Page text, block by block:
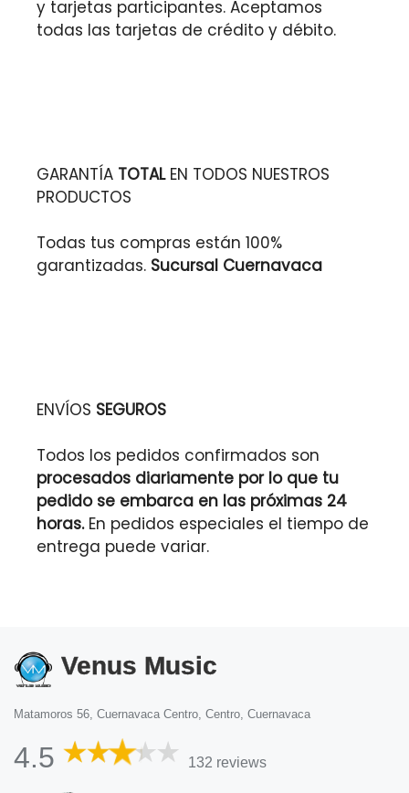
y tarjetas participantes. Aceptamos
todas las tarjetas de crédito y débito.
GARANTÍA TOTALEN TODOS NUESTROS
PRODUCTOS
Todas tus compras están 100%
garantizadas. Sucursal Cuernavaca
ENVÍOS SEGUROS
Todos los pedidos confirmados son
procesados diariamente por lo que tu
pedido se embarca en las próximas 24
horas.En pedidos especiales el tiempo de
entrega puede variar.
Venus Music
Matamoros 56, Cuernavaca Centro, Centro, Cuernavaca
4.5 132 reviews